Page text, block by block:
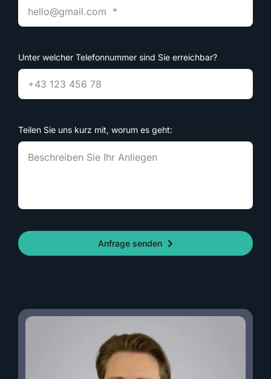
Unter welcher Telefonnummer sind Sie erreichbar?
Teilen Sie uns kurz mit, worum es geht:
Anfrage senden